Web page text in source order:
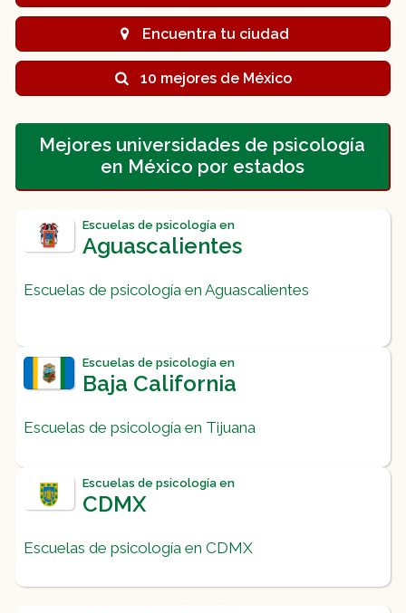
Encuentra tu ciudad
10 mejores de México
Mejores universidades de psicología
en México por estados
Escuelas de psicología en
Aguascalientes
Escuelas de psicología en Aguascalientes
Escuelas de psicología en
Baja California
Escuelas de psicología en Tijuana
Escuelas de psicología en
CDMX
Escuelas de psicología en CDMX